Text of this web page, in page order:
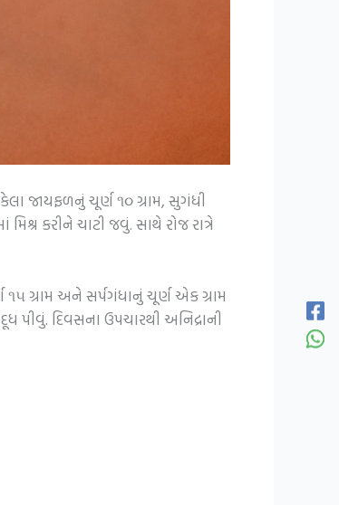
જાયફળનું ચૂર્ણ ૧૦ ગ્રામ, સુગંધી
કરીને ચાટી જવું. સાથે રોજ રાત્રે
ગ્રામ અને સર્પગંધાનું ચૂર્ણ એક ગ્રામ
દિવસના ઉપચારથી અનિદ્રાની